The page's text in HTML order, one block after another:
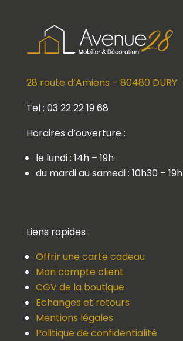
28 route d’Amiens – 80480 DURY
Tel : 03 22 22 19 68
Horaires d’ouverture :
le lundi : 14h – 19h
du mardi au samedi : 10h30 – 19h
Liens rapides :
Offrir une carte cadeau
Mon compte client
CGV de la boutique
Echanges et retours
Mentions légales
Politique de confidentialité